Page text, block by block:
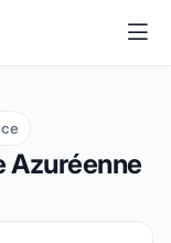
Azuréenne